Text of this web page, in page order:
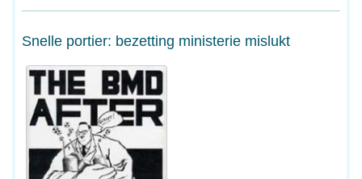
Snelle portier: bezetting ministerie mislukt